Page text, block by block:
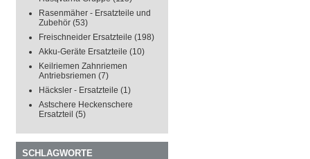
Rasenmäher - Ersatzteile und
Zubehör (53)
Freischneider Ersatzteile (198)
Akku-Geräte Ersatzteile (10)
Keilriemen Zahnriemen
Antriebsriemen (7)
Häcksler - Ersatzteile (1)
Astschere Heckenschere
Ersatzteil (5)
SCHLAGWORTE